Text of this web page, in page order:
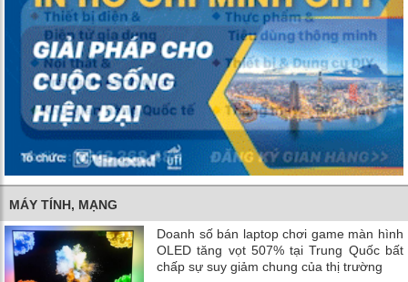
MÁY TÍNH, MẠNG
Doanh số bán laptop chơi game màn hình
OLED tăng vọt 507% tại Trung Quốc bất
chấp sự suy giảm chung của thị trường